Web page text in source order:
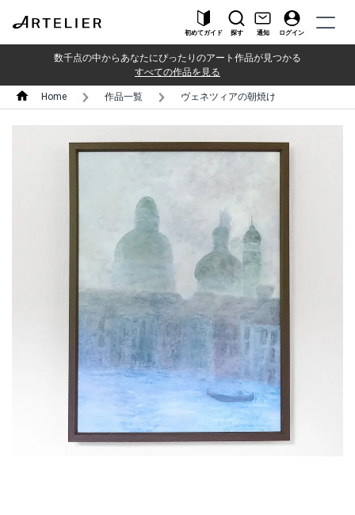
初めてガイド 探す 通知 ログイン
数千点の中からあなたにぴったりのアート作品が見つかる
すべての作品を見る
Home 作品一覧 ヴェネツィアの朝焼け